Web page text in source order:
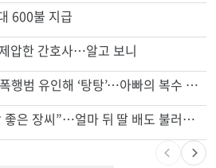
600불 지급
압한 간호사…알고 보니
“내 딸 건드렸지” 성폭행범 유인해 ‘탕탕’…아빠의 복수 결말
엄마 성폭행한 “사람 좋은 장씨”…얼마 뒤 딸 배도 불러왔다